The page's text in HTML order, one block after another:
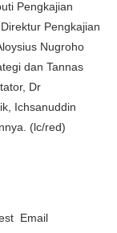
Pengkajian
Pengkajian
Nugroho
dan Tannas
Dr
Ichsanuddin
(lc/red)
Email